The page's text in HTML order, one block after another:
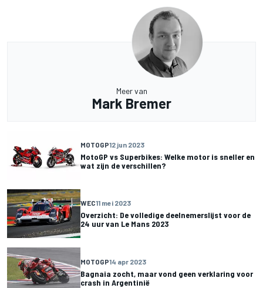
Meer van
Mark Bremer
MOTOGP12 jun 2023
MotoGP vs Superbikes: Welke motor is sneller en
wat zijn de verschillen?
WEC11 mei 2023
Overzicht: De volledige deelnemerslijst voor de
24 uur van Le Mans 2023
MOTOGP14 apr 2023
Bagnaia zocht, maar vond geen verklaring voor
crash in Argentinië